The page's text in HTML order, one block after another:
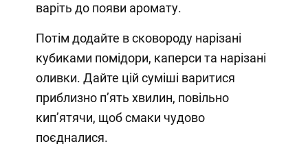
варіть до появи аромату.
Потім додайте в сковороду нарізані
кубиками помідори, каперси та нарізані
оливки. Дайте цій суміші варитися
приблизно п’ять хвилин, повільно
кип’ятячи, щоб смаки чудово
поєдналися.